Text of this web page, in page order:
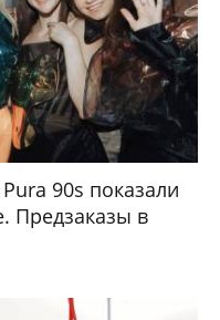
90s показали
Предзаказы в